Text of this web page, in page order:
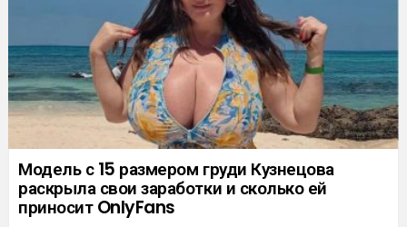
Модель с 15 размером груди Кузнецова
раскрыла свои заработки и сколько ей
приносит OnlyFans